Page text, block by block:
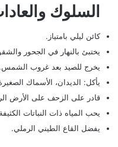
السلوك
كائن ليلي بامتياز.
يختبئ بالنهار في الجحور
يخرج للصيد بعد غروب الشمس.
يأكل: الديدان، الأسماك
قادر على الزحف على الأرض
يحب المياه ذات النباتات
يفضل القاع الطيني الرملي.